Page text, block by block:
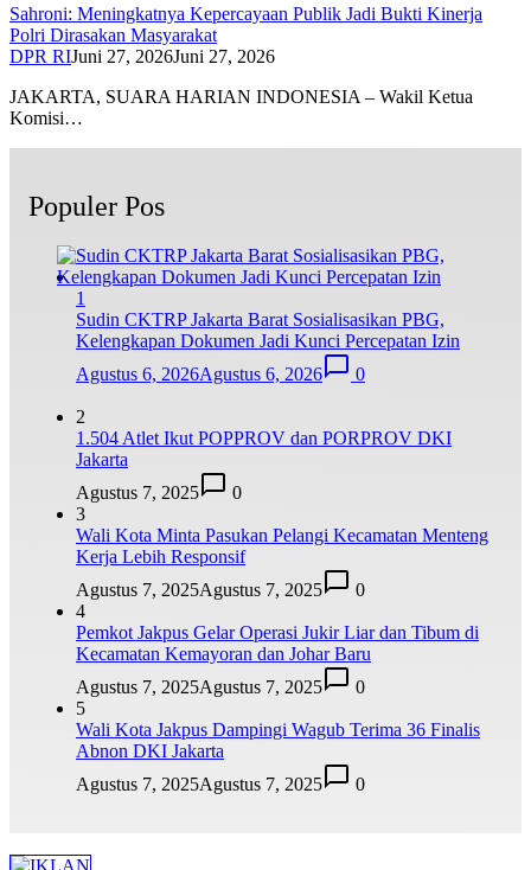
Sahroni: Meningkatnya Kepercayaan Publik Jadi Bukti Kinerja
Polri Dirasakan Masyarakat
DPR RIJuni 27, 2026Juni 27, 2026
JAKARTA, SUARA HARIAN INDONESIA – Wakil Ketua
Komisi…
Populer Pos
1
Sudin CKTRP Jakarta Barat Sosialisasikan PBG,
Kelengkapan Dokumen Jadi Kunci Percepatan Izin
Agustus 6, 2026Agustus 6, 2026 0
2
1.504 Atlet Ikut POPPROV dan PORPROV DKI
Jakarta
Agustus 7, 2025
0
3
Wali Kota Minta Pasukan Pelangi Kecamatan Menteng
Kerja Lebih Responsif
Agustus 7, 2025Agustus 7, 2025
0
4
Pemkot Jakpus Gelar Operasi Jukir Liar dan Tibum di
Kecamatan Kemayoran dan Johar Baru
Agustus 7, 2025Agustus 7, 2025
0
5
Wali Kota Jakpus Dampingi Wagub Terima 36 Finalis
Abnon DKI Jakarta
Agustus 7, 2025Agustus 7, 2025 0